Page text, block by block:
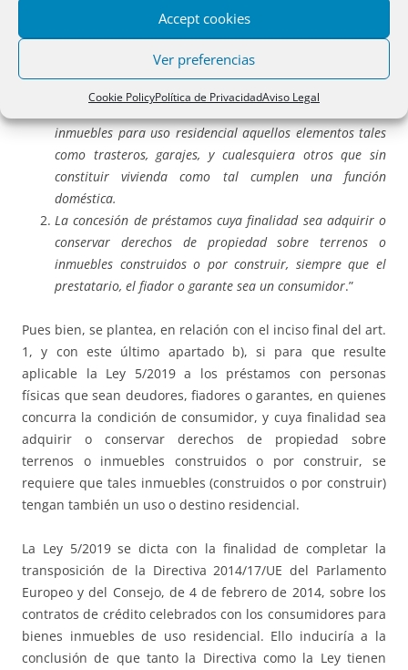
Accept cookies
Ver preferencias
Cookie PolicyPolítica de PrivacidadAviso Legal
física y dicho contrato tenga por objeto:
La concesión de préstamos con garantía hipotecaria u
otro derecho real de garantía sobre un inmueble de uso
inmuebles para uso residencial aquellos elementos tales
como trasteros, garajes, y cualesquiera otros que sin
constituir vivienda como tal cumplen una función
doméstica.
La concesión de préstamos cuya finalidad sea adquirir o
conservar derechos de propiedad sobre terrenos o
inmuebles construidos o por construir, siempre que el
prestatario, el fiador o garante sea un consumidor.”
Pues bien, se plantea, en relación con el inciso final del art.
1, y con este último apartado b), si para que resulte
aplicable la Ley 5/2019 a los préstamos con personas
físicas que sean deudores, fiadores o garantes, en quienes
concurra la condición de consumidor, y cuya finalidad sea
adquirir o conservar derechos de propiedad sobre
terrenos o inmuebles construidos o por construir, se
requiere que tales inmuebles (construidos o por construir)
tengan también un uso o destino residencial.
La Ley 5/2019 se dicta con la finalidad de completar la
transposición de la Directiva 2014/17/UE del Parlamento
Europeo y del Consejo, de 4 de febrero de 2014, sobre los
contratos de crédito celebrados con los consumidores para
bienes inmuebles de uso residencial. Ello induciría a la
conclusión de que tanto la Directiva como la Ley tienen